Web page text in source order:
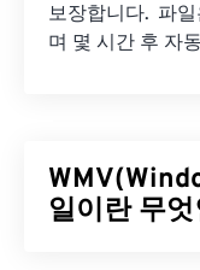
보장합니다. 파
며 몇 시간 후 자
일이란 무